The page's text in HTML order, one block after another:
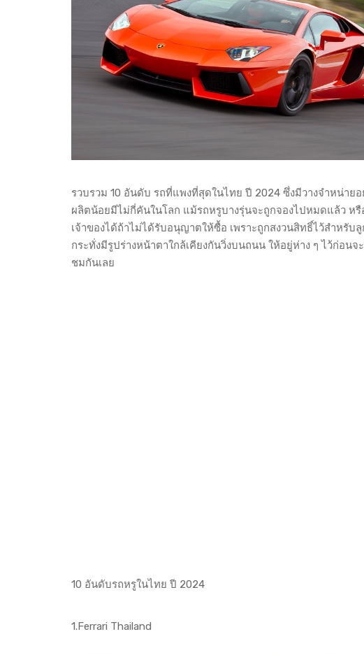
รวบรวม 10 อันดับ รถที่แพงที่สุดในไทย ปี 2024 ซึ่งมีวางจำหน่าย
ผลิตน้อยมีไม่กี่คันในโลก แม้รถหรูบางรุ่นจะถูกจองไปหมดแล้ว หรื
เจ้าของได้ถ้าไม่ได้รับอนุญาตให้ซื้อ เพราะถูกสงวนสิทธิ์ไว้สำหรั
กระทั่งมีรูปร่างหน้าตาใกล้เคียงกันวิ่งบนถนน ให้อยู่ห่าง ๆ ไว้ก่อ
ชมกันเลย
10 อันดับรถหรูในไทย ปี 2024
1.Ferrari Thailand